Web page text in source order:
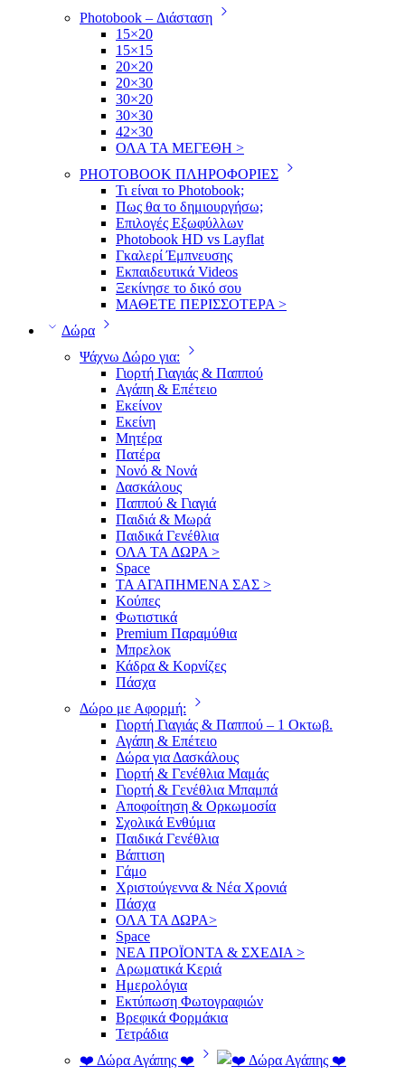
Photobook – Διάσταση
15×20
15×15
20×20
20×30
30×20
30×30
42×30
ΟΛΑ ΤΑ ΜΕΓΕΘΗ >
PHOTOBOOK ΠΛΗΡΟΦΟΡΙΕΣ
Τι είναι το Photobook;
Πως θα το δημιουργήσω;
Επιλογές Εξωφύλλων
Photobook HD vs Layflat
Γκαλερί Έμπνευσης
Εκπαιδευτικά Videos
Ξεκίνησε το δικό σου
ΜΑΘΕΤΕ ΠΕΡΙΣΣΟΤΕΡΑ >
Δώρα
Ψάχνω Δώρο για:
Γιορτή Γιαγιάς & Παππού
Αγάπη & Επέτειο
Εκείνον
Εκείνη
Μητέρα
Πατέρα
Νονό & Νονά
Δασκάλους
Παππού & Γιαγιά
Παιδιά & Μωρά
Παιδικά Γενέθλια
ΟΛΑ ΤΑ ΔΩΡΑ >
Space
ΤΑ ΑΓΑΠΗΜΕΝΑ ΣΑΣ >
Κούπες
Φωτιστικά
Premium Παραμύθια
Μπρελοκ
Κάδρα & Κορνίζες
Πάσχα
Δώρο με Αφορμή:
Γιορτή Γιαγιάς & Παππού – 1 Οκτωβ.
Αγάπη & Επέτειο
Δώρα για Δασκάλους
Γιορτή & Γενέθλια Μαμάς
Γιορτή & Γενέθλια Μπαμπά
Αποφοίτηση & Ορκωμοσία
Σχολικά Ενθύμια
Παιδικά Γενέθλια
Βάπτιση
Γάμο
Χριστούγεννα & Νέα Χρονιά
Πάσχα
ΟΛΑ ΤΑ ΔΩΡΑ>
Space
ΝΕΑ ΠΡΟΪΟΝΤΑ & ΣΧΕΔΙΑ >
Αρωματικά Κεριά
Ημερολόγια
Εκτύπωση Φωτογραφιών
Βρεφικά Φορμάκια
Τετράδια
❤️ Δώρα Αγάπης ❤️